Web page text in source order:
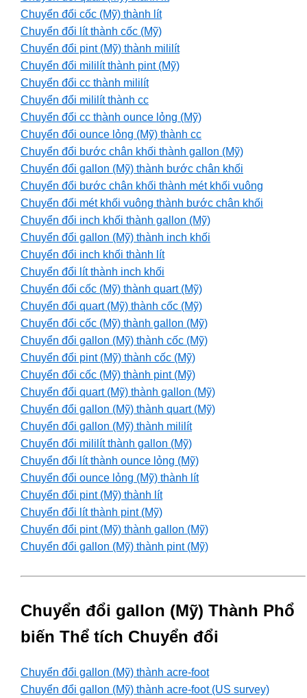
Chuyển đổi cốc (Mỹ) thành lít
Chuyển đổi lít thành cốc (Mỹ)
Chuyển đổi pint (Mỹ) thành mililít
Chuyển đổi mililít thành pint (Mỹ)
Chuyển đổi cc thành mililít
Chuyển đổi mililít thành cc
Chuyển đổi cc thành ounce lỏng (Mỹ)
Chuyển đổi ounce lỏng (Mỹ) thành cc
Chuyển đổi bước chân khối thành gallon (Mỹ)
Chuyển đổi gallon (Mỹ) thành bước chân khối
Chuyển đổi bước chân khối thành mét khối vuông
Chuyển đổi mét khối vuông thành bước chân khối
Chuyển đổi inch khối thành gallon (Mỹ)
Chuyển đổi gallon (Mỹ) thành inch khối
Chuyển đổi inch khối thành lít
Chuyển đổi lít thành inch khối
Chuyển đổi cốc (Mỹ) thành quart (Mỹ)
Chuyển đổi quart (Mỹ) thành cốc (Mỹ)
Chuyển đổi cốc (Mỹ) thành gallon (Mỹ)
Chuyển đổi gallon (Mỹ) thành cốc (Mỹ)
Chuyển đổi pint (Mỹ) thành cốc (Mỹ)
Chuyển đổi cốc (Mỹ) thành pint (Mỹ)
Chuyển đổi quart (Mỹ) thành gallon (Mỹ)
Chuyển đổi gallon (Mỹ) thành quart (Mỹ)
Chuyển đổi gallon (Mỹ) thành mililít
Chuyển đổi mililít thành gallon (Mỹ)
Chuyển đổi lít thành ounce lỏng (Mỹ)
Chuyển đổi ounce lỏng (Mỹ) thành lít
Chuyển đổi pint (Mỹ) thành lít
Chuyển đổi lít thành pint (Mỹ)
Chuyển đổi pint (Mỹ) thành gallon (Mỹ)
Chuyển đổi gallon (Mỹ) thành pint (Mỹ)
Chuyển đổi gallon (Mỹ) Thành Phổ
biến Thể tích Chuyển đổi
Chuyển đổi gallon (Mỹ) thành acre-foot
Chuyển đổi gallon (Mỹ) thành acre-foot (US survey)